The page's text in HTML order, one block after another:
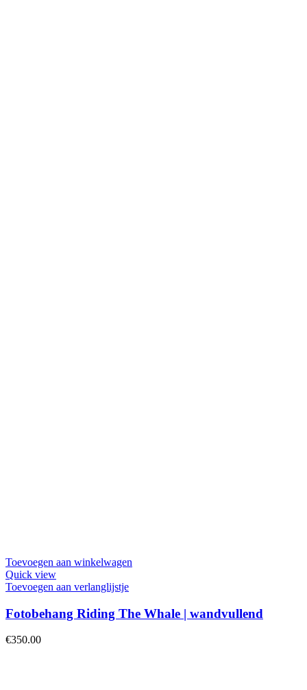
Toevoegen aan winkelwagen
Quick view
Toevoegen aan verlanglijstje
Fotobehang Riding The Whale | wandvullend
€350.00